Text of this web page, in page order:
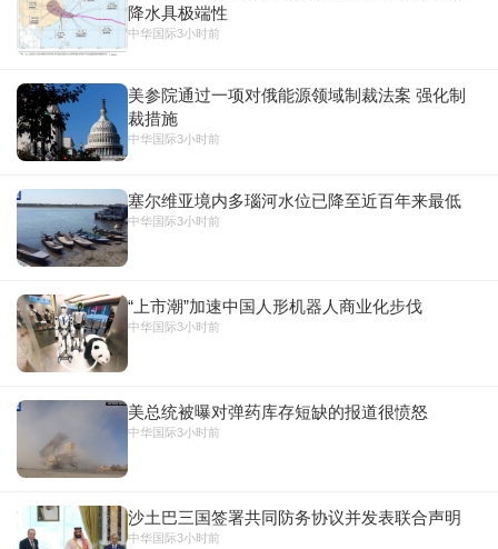
降水具极端性
中华国际3小时前
美参院通过一项对俄能源领域制裁法案 强化制
裁措施
中华国际3小时前
塞尔维亚境内多瑙河水位已降至近百年来最低
中华国际3小时前
“上市潮”加速中国人形机器人商业化步伐
中华国际3小时前
美总统被曝对弹药库存短缺的报道很愤怒
中华国际3小时前
沙土巴三国签署共同防务协议并发表联合声明
中华国际3小时前